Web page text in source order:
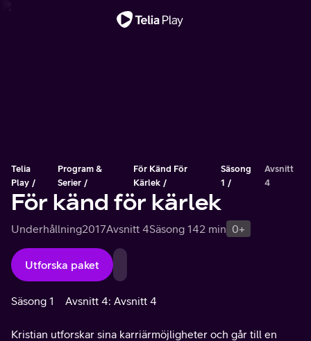
Telia
Play
Program &
Serier
För Känd För
Kärlek
Säsong
1
Avsnitt
4
För känd för kärlek
Underhållning2017Avsnitt 4Säsong 142 min 0+
Utforska paket
Säsong 1 Avsnitt 4: Avsnitt 4
Kristian utforskar sina karriärmöjligheter och går till en